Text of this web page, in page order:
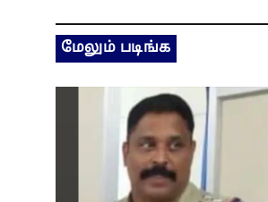
மேலும் படிங்க